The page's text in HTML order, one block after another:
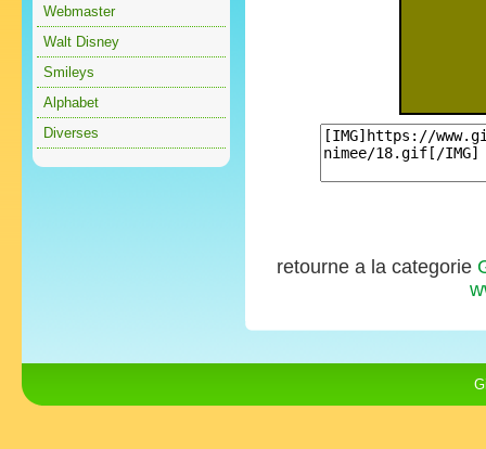
Webmaster
Walt Disney
Smileys
Alphabet
Diverses
retourne a la categorie